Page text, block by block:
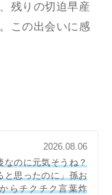
残りの切迫早産
この出会いに感
2026.08.06
なのに元気そうね？
と思ったのに」孫お
らチクチク言葉炸